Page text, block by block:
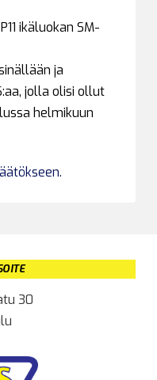
ikäluokan SM-
ja
jolla olisi ollut
helmikuun
30